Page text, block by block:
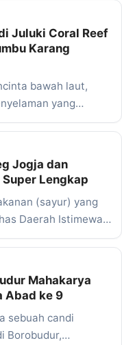
Juluki Coral Reef
Karang
bawah laut,
yang
laut…
Jogja dan
Super Lengkap
(sayur) yang
Daerah Istimewa
Mahakarya
Abad ke 9
sebuah candi
Borobudur,